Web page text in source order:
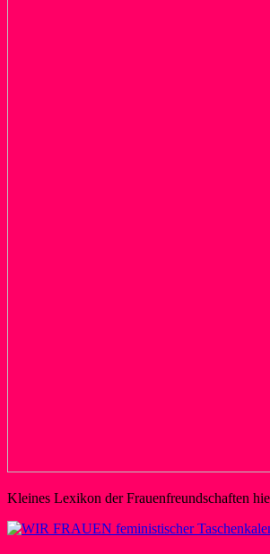
Kleines Lexikon der Frauenfreundschaften